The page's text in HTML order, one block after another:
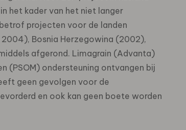
het kader van het niet langer
projecten voor de landen
Bosnia Herzegowina (2002),
afgerond. Limagrain (Advanta)
(PSOM) ondersteuning ontvangen bij
geen gevolgen voor de
en ook kan geen boete worden